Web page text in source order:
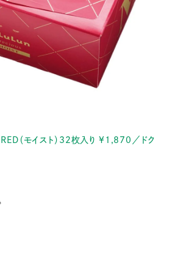
（モイスト）32枚入り ¥1,870／ドク